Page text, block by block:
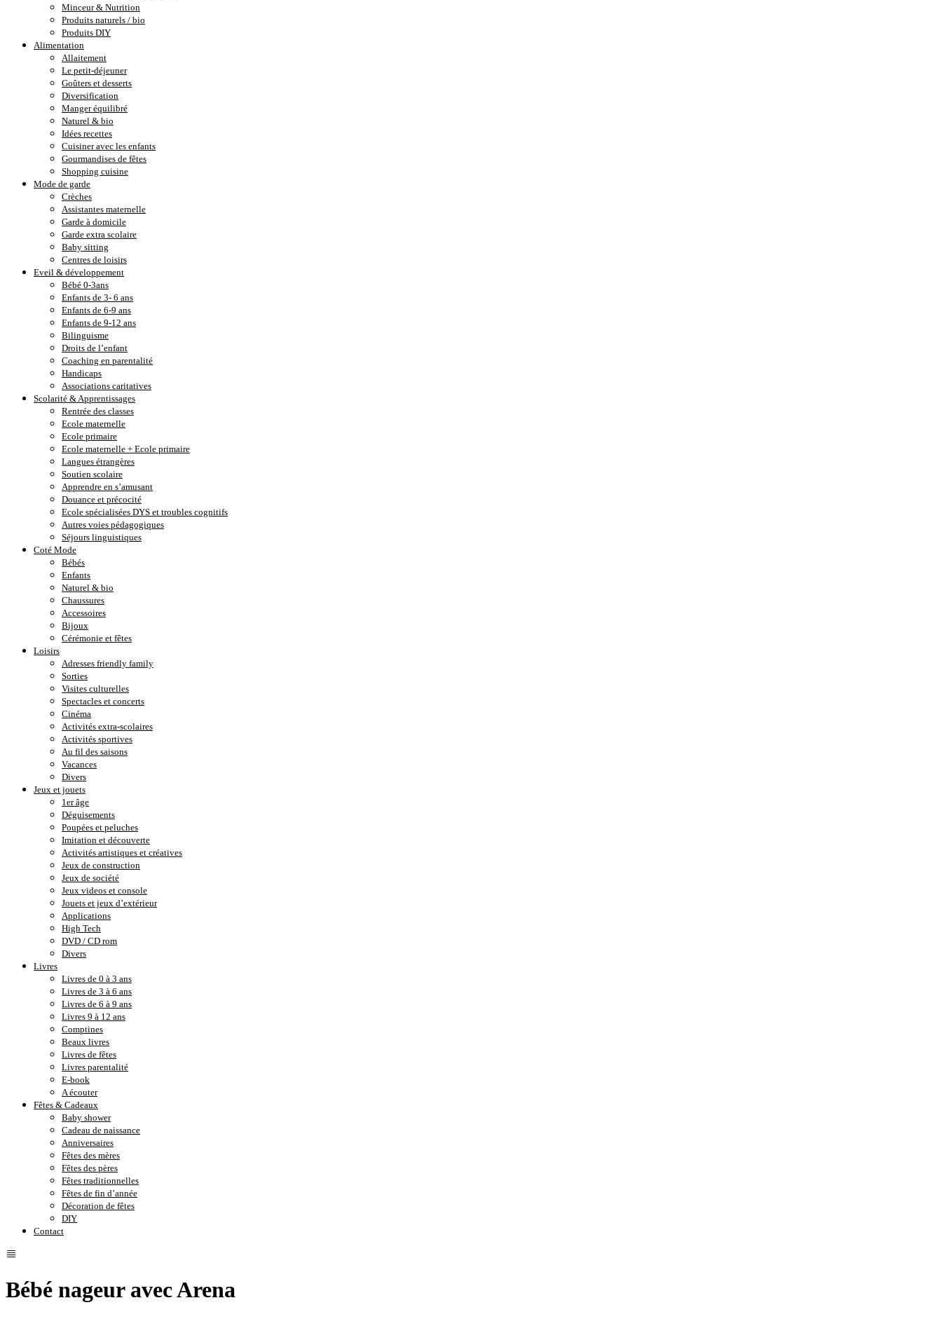
Minceur & Nutrition
Produits naturels / bio
Produits DIY
Alimentation
Allaitement
Le petit-déjeuner
Goûters et desserts
Diversification
Manger équilibré
Naturel & bio
Idées recettes
Cuisiner avec les enfants
Gourmandises de fêtes
Shopping cuisine
Mode de garde
Crèches
Assistantes maternelle
Garde à domicile
Garde extra scolaire
Baby sitting
Centres de loisirs
Eveil & développement
Bébé 0-3ans
Enfants de 3- 6 ans
Enfants de 6-9 ans
Enfants de 9-12 ans
Bilinguisme
Droits de l’enfant
Coaching en parentalité
Handicaps
Associations caritatives
Scolarité & Apprentissages
Rentrée des classes
Ecole maternelle
Ecole primaire
Ecole maternelle + Ecole primaire
Langues étrangères
Soutien scolaire
Apprendre en s’amusant
Douance et précocité
Ecole spécialisées DYS et troubles cognitifs
Autres voies pédagogiques
Séjours linguistiques
Coté Mode
Bébés
Enfants
Naturel & bio
Chaussures
Accessoires
Bijoux
Cérémonie et fêtes
Loisirs
Adresses friendly family
Sorties
Visites culturelles
Spectacles et concerts
Cinéma
Activités extra-scolaires
Activités sportives
Au fil des saisons
Vacances
Divers
Jeux et jouets
1er âge
Déguisements
Poupées et peluches
Imitation et découverte
Activités artistiques et créatives
Jeux de construction
Jeux de société
Jeux videos et console
Jouets et jeux d’extérieur
Applications
High Tech
DVD / CD rom
Divers
Livres
Livres de 0 à 3 ans
Livres de 3 à 6 ans
Livres de 6 à 9 ans
Livres 9 à 12 ans
Comptines
Beaux livres
Livres de fêtes
Livres parentalité
E-book
A écouter
Fêtes & Cadeaux
Baby shower
Cadeau de naissance
Anniversaires
Fêtes des mères
Fêtes des pères
Fêtes traditionnelles
Fêtes de fin d’année
Décoration de fêtes
DIY
Contact
Bébé nageur avec Arena